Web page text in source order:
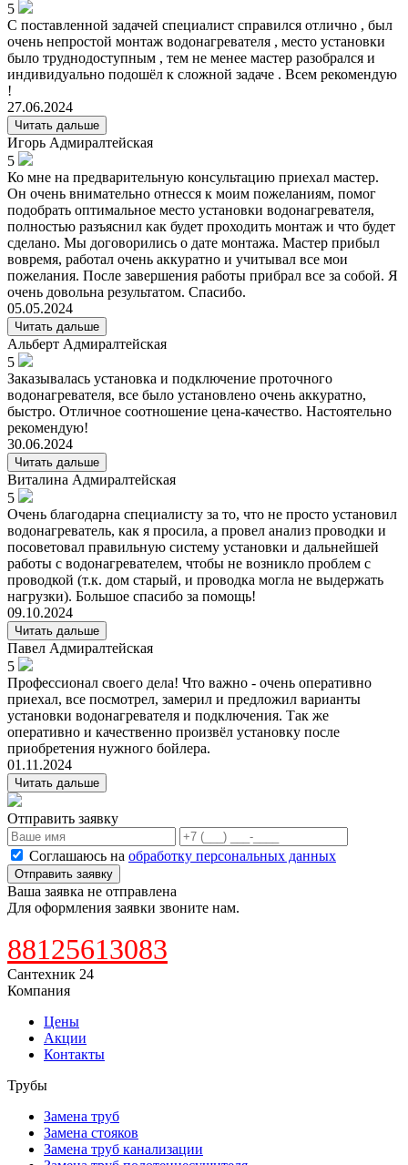
5
С поставленной задачей специалист справился отлично , был
очень непростой монтаж водонагревателя , место установки
было труднодоступным , тем не менее мастер разобрался и
индивидуально подошёл к сложной задаче . Всем рекомендую
!
27.06.2024
Читать дальше
Игорь Адмиралтейская
5
Ко мне на предварительную консультацию приехал мастер.
Он очень внимательно отнесся к моим пожеланиям, помог
подобрать оптимальное место установки водонагревателя,
полностью разъяснил как будет проходить монтаж и что будет
сделано. Мы договорились о дате монтажа. Мастер прибыл
вовремя, работал очень аккуратно и учитывал все мои
пожелания. После завершения работы прибрал все за собой. Я
очень довольна результатом. Спасибо.
05.05.2024
Читать дальше
Альберт Адмиралтейская
5
Заказывалась установка и подключение проточного
водонагревателя, все было установлено очень аккуратно,
быстро. Отличное соотношение цена-качество. Настоятельно
рекомендую!
30.06.2024
Читать дальше
Виталина Адмиралтейская
5
Очень благодарна специалисту за то, что не просто установил
водонагреватель, как я просила, а провел анализ проводки и
посоветовал правильную систему установки и дальнейшей
работы с водонагревателем, чтобы не возникло проблем с
проводкой (т.к. дом старый, и проводка могла не выдержать
нагрузки). Большое спасибо за помощь!
09.10.2024
Читать дальше
Павел Адмиралтейская
5
Профессионал своего дела! Что важно - очень оперативно
приехал, все посмотрел, замерил и предложил варианты
установки водонагревателя и подключения. Так же
оперативно и качественно произвёл установку после
приобретения нужного бойлера.
01.11.2024
Читать дальше
Отправить заявку
Соглашаюсь на обработку персональных данных
Отправить заявку
Ваша заявка не отправлена
Для оформления заявки звоните нам.
88125613083
Сантехник 24
Компания
Цены
Акции
Контакты
Трубы
Замена труб
Замена стояков
Замена труб канализации